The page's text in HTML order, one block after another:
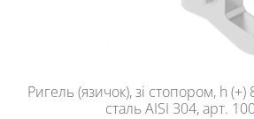
Ригель (язичок), зі стопором, h
сталь AISI 304, арт.